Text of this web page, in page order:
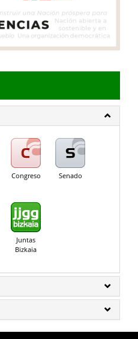
Congreso Senado
Juntas
Bizkaia